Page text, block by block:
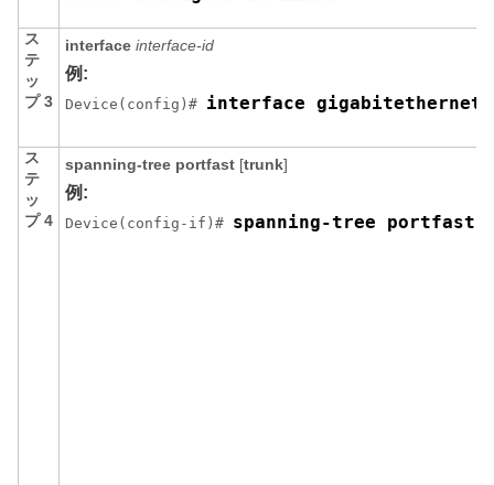
ス
テ
ッ
プ 3
interface interface-id
例:
Device(config)# interface gigabitethernet
ス
テ
ッ
プ 4
spanning-tree portfast [trunk]
例:
Device(config-if)# spanning-tree portfast